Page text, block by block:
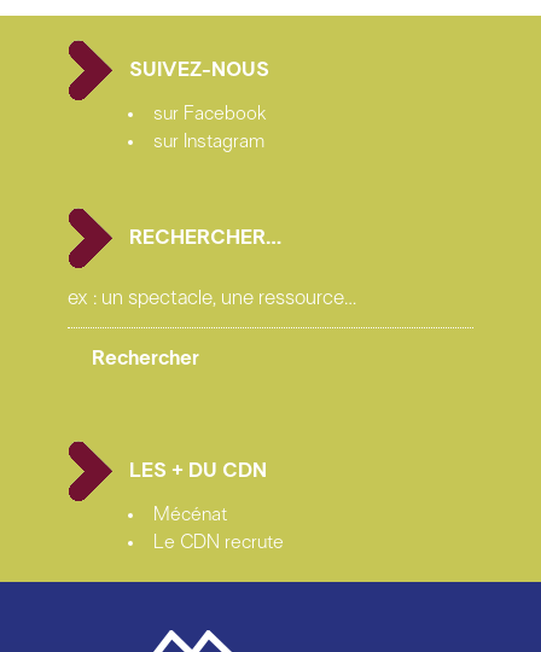
SUIVEZ-NOUS
sur Facebook
sur Instagram
RECHERCHER…
LES + DU CDN
Mécénat
Le CDN recrute